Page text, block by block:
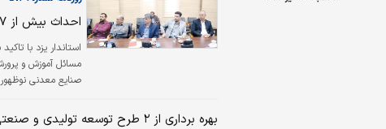
احداث بیش از ۲۷ مدرسه از سوی صنایع و معادن بافق
استاندار یزد با
مسائل آموزش و
صنایع معدنی
استانداری، رئیس
بهره برداری از ۲ طرح توسعه تولیدی و صنعتی در استان یزد